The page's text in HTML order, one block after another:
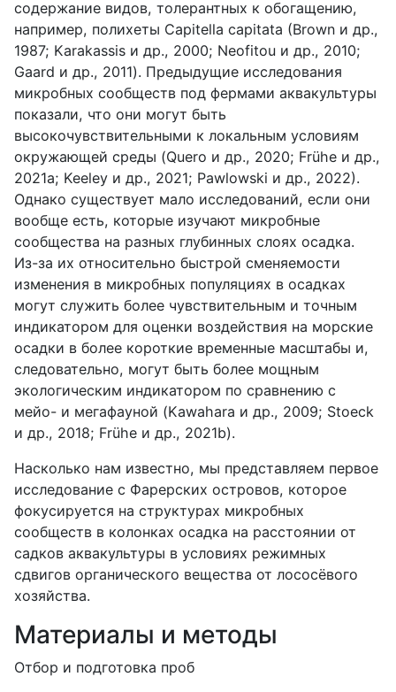
содержание видов, толерантных к обогащению,
например, полихеты Capitella capitata (Brown и др.,
1987; Karakassis и др., 2000; Neofitou и др., 2010;
Gaard и др., 2011). Предыдущие исследования
микробных сообществ под фермами аквакультуры
показали, что они могут быть
высокочувствительными к локальным условиям
окружающей среды (Quero и др., 2020; Frühe и др.,
2021a; Keeley и др., 2021; Pawlowski и др., 2022).
Однако существует мало исследований, если они
вообще есть, которые изучают микробные
сообщества на разных глубинных слоях осадка.
Из-за их относительно быстрой сменяемости
изменения в микробных популяциях в осадках
могут служить более чувствительным и точным
индикатором для оценки воздействия на морские
осадки в более короткие временные масштабы и,
следовательно, могут быть более мощным
экологическим индикатором по сравнению с
мейо- и мегафауной (Kawahara и др., 2009; Stoeck
и др., 2018; Frühe и др., 2021b).
Насколько нам известно, мы представляем первое
исследование с Фарерских островов, которое
фокусируется на структурах микробных
сообществ в колонках осадка на расстоянии от
садков аквакультуры в условиях режимных
сдвигов органического вещества от лососёвого
хозяйства.
Материалы и методы
Отбор и подготовка проб